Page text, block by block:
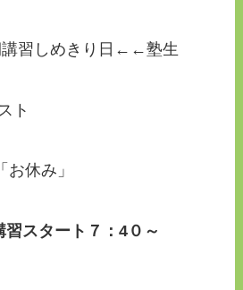
習しめきり日←←塾生
ト
休み」
習スタート７：4０～